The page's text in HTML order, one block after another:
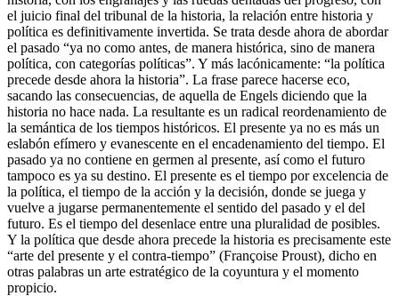
el juicio final del tribunal de la historia, la relación entre historia y
política es definitivamente invertida. Se trata desde ahora de abordar
el pasado “ya no como antes, de manera histórica, sino de manera
política, con categorías políticas”. Y más lacónicamente: “la política
precede desde ahora la historia”. La frase parece hacerse eco,
sacando las consecuencias, de aquella de Engels diciendo que la
historia no hace nada. La resultante es un radical reordenamiento de
la semántica de los tiempos históricos. El presente ya no es más un
eslabón efímero y evanescente en el encadenamiento del tiempo. El
pasado ya no contiene en germen al presente, así como el futuro
tampoco es ya su destino. El presente es el tiempo por excelencia de
la política, el tiempo de la acción y la decisión, donde se juega y
vuelve a jugarse permanentemente el sentido del pasado y el del
futuro. Es el tiempo del desenlace entre una pluralidad de posibles.
Y la política que desde ahora precede la historia es precisamente este
“arte del presente y el contra-tiempo” (Françoise Proust), dicho en
otras palabras un arte estratégico de la coyuntura y el momento
propicio.